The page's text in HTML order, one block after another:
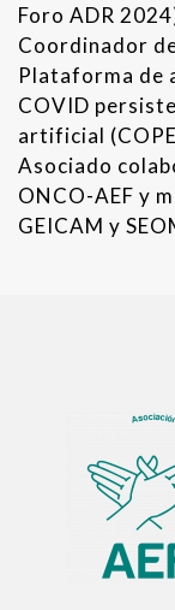
Foro ADR
Coordinador
Plataforma de
COVID
artificial
Asociado
ONCO-AEF y
GEICAM y